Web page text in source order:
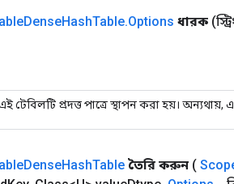
DenseHashTable.Options ধারক
টেবিলটি প্রদত্ত পাত্রে স্থাপন করা হয়।
DenseHashTable তৈরি করুন (